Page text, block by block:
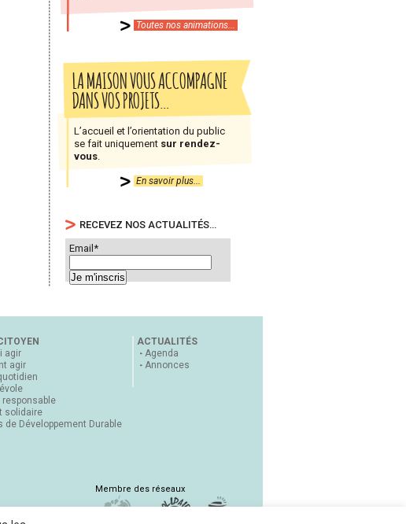
Toutes nos animations...
LA MAISON VOUS ACCOMPAGNE
DANS VOS PROJETS…
L’accueil et l’orientation du public
se fait uniquement sur rendez-
vous
En savoir plus...
RECEVEZ NOS ACTUALITÉS…
Email*
agir
agir
responsable
solidaire
de Développement Durable
ACTUALITÉS
Agenda
Annonces
Membre des réseaux